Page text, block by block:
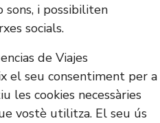
sons, i possibiliten
socials.
de Viajes
el seu consentiment per a
les cookies necessàries
vostè utilitza. El seu ús